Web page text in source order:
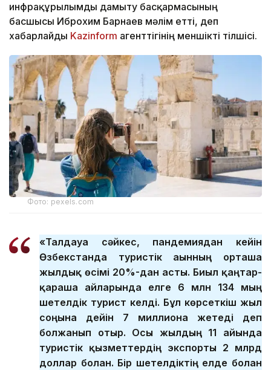
инфрақұрылымды дамыту басқармасының
басшысы Иброхим Барнаев мәлім етті, деп
хабарлайды Kazinform агенттігінің меншікті тілшісі.
Фото: pexels.com
«Талдауға сәйкес, пандемиядан кейін
Өзбекстанда туристік ағынның орташа
жылдық өсімі 20%-дан асты. Биыл қаңтар-
қараша айларында елге 6 млн 134 мың
шетелдік турист келді. Бұл көрсеткіш жыл
соңына дейін 7 миллионға жетеді деп
болжанып отыр. Осы жылдың 11 айында
туристік қызметтердің экспорты 2 млрд
доллар болған. Бір шетелдіктің елде болған